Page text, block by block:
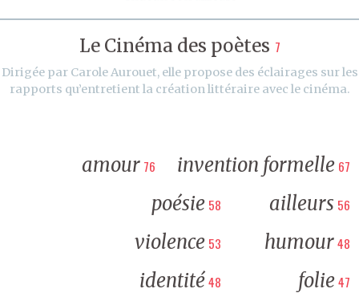
Le Cinéma des poètes 7
Dirigée par Carole Aurouet, elle propose des éclairages sur les
rapports qu’entretient la création littéraire avec le cinéma.
amour 76 invention formelle 67
poésie 58 ailleurs 56
violence 53 humour48
identité48 folie47